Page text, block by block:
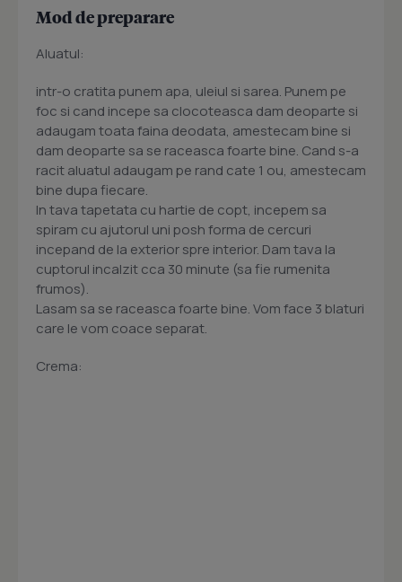
Mod de preparare
Aluatul:
intr-o cratita punem apa, uleiul si sarea. Punem pe
foc si cand incepe sa clocoteasca dam deoparte si
adaugam toata faina deodata, amestecam bine si
dam deoparte sa se raceasca foarte bine. Cand s-a
racit aluatul adaugam pe rand cate 1 ou, amestecam
bine dupa fiecare.
In tava tapetata cu hartie de copt, incepem sa
spiram cu ajutorul uni posh forma de cercuri
incepand de la exterior spre interior. Dam tava la
cuptorul incalzit cca 30 minute (sa fie rumenita
frumos).
Lasam sa se raceasca foarte bine. Vom face 3 blaturi
care le vom coace separat.
Crema: